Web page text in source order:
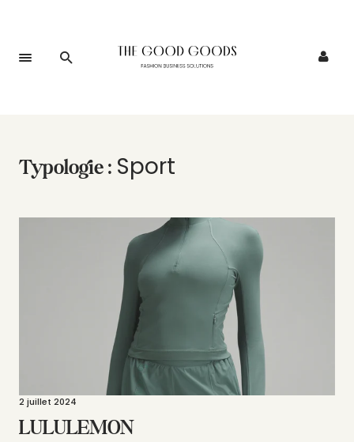
Typologie : Sport
2 juillet 2024
LULULEMON